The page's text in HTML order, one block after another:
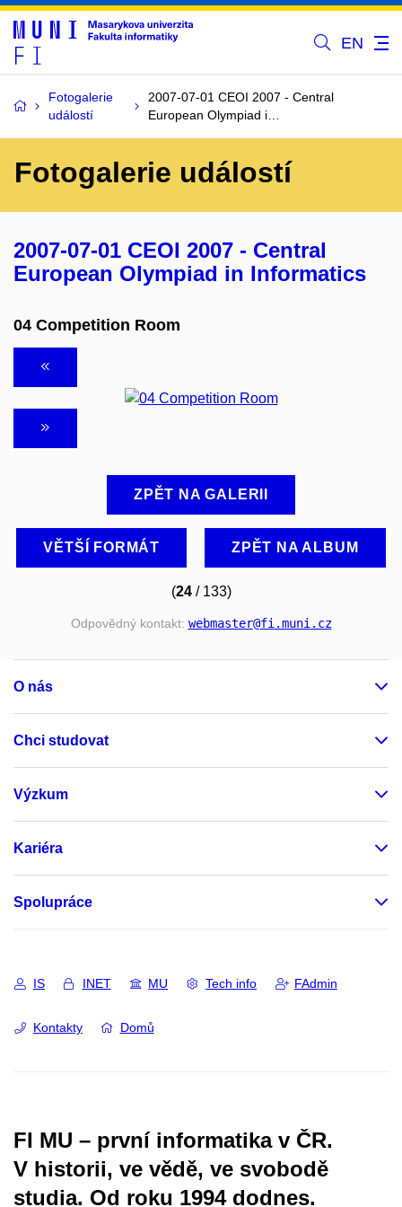
EN
Fotogalerie
událostí
2007-07-01 CEOI 2007 - Central
European Olympiad i…
Fotogalerie událostí
2007-07-01 CEOI 2007 - Central
European Olympiad in Informatics
04 Competition Room
ZPĚT NA GALERII
VĚTŠÍ FORMÁT ZPĚT NA ALBUM
(24/ 133)
Odpovědný kontakt: webmaster@fi.muni.cz
O nás
Chci studovat
Výzkum
Kariéra
Spolupráce
IS INET MU Tech info FAdmin
Kontakty Domů
FI MU – první informatika v ČR.
V historii, ve vědě, ve svobodě
studia. Od roku 1994 dodnes.